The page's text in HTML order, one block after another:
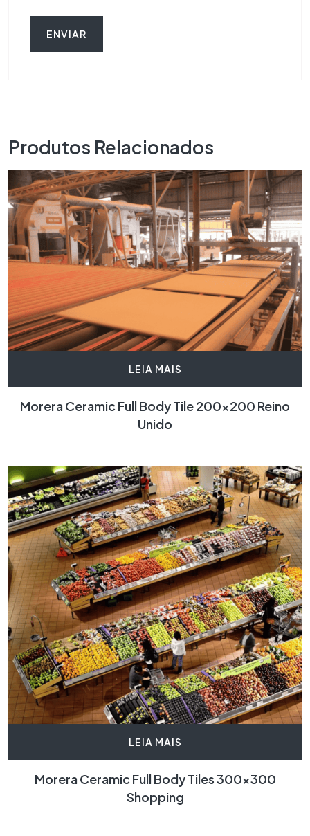
Produtos Relacionados
LEIA MAIS
Morera Ceramic Full Body Tile 200×200 Reino
Unido
LEIA MAIS
Morera Ceramic Full Body Tiles 300×300
Shopping